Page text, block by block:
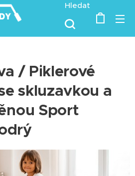
Hledat
/ Piklerové
skluzavkou a
Sport